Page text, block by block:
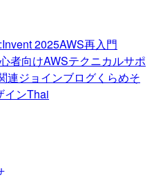
2025AWS再入門
者向けAWSテクニカルサポ
連ジョインブログくらめそ
インThai